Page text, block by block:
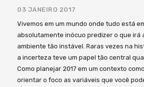
03 JANEIRO 2017
Vivemos em um mundo onde tudo está
absolutamente inócuo predizer o que irá
ambiente tão instável. Raras vezes na
a incerteza teve um papel tão central
Como planejar 2017 em um contexto
orientar o foco as variáveis que você